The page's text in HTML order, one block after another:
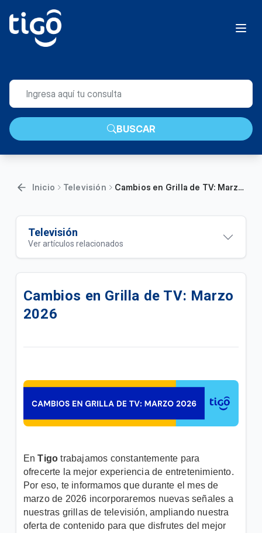
BUSCAR
Inicio Televisión Cambios en Grilla de TV: Marzo 2026
Televisión
Ver artículos relacionados
Actualiza tu servicio de TV y mejora tu experiencia |
Evita problemas de señal | Hogar
¿Cómo reiniciar tu caja de cable Android Tigo?
Control Parental para cajas Kaon HD | Hogar
Beneficios al contratar servicios Tigo Residencial
en paquetes | Hogar
Precios de paquetes de servicios de TV satelital |
Hogar
Cambios en Grilla de TV: Marzo
2026
EnTigo trabajamos constantemente para
ofrecerte la mejor experiencia de entretenimiento.
Por eso, te informamos que durante el mes de
marzo de 2026 incorporaremos nuevas señales a
nuestras grillas de televisión, ampliando nuestra
oferta de contenido para que disfrutes del mejor